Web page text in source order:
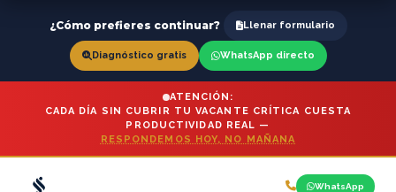
¿Cómo prefieres continuar? Llenar formulario
Diagnóstico gratis WhatsApp directo
ATENCIÓN:
CADA DÍA SIN CUBRIR TU VACANTE CRÍTICA CUESTA
PRODUCTIVIDAD REAL —
RESPONDEMOS HOY, NO MAÑANA
WhatsApp